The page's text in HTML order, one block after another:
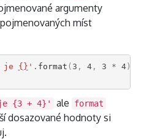
argumenty
míst
je {} ' . format ( 3 , 4, 3 * 4)
{3 + 4}' ale format
dosazované hodnoty si